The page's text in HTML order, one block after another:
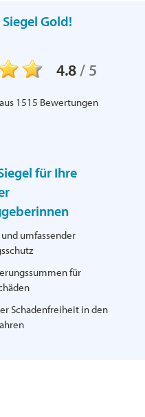
Gold!
4.8/ 5
1515 Bewertungen
für Ihre
umfassender
für
Schadenfreiheit in den